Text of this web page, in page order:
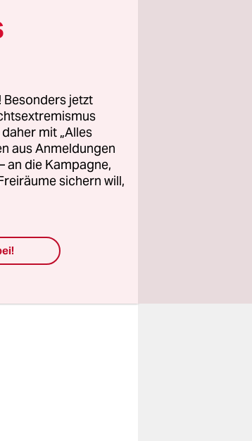
jetzt
mit „Alles
aus Anmeldungen
an die Kampagne,
sichern will,